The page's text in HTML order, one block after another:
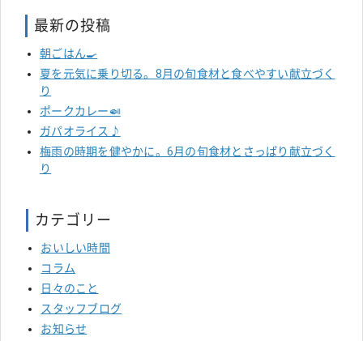
最新の投稿
朝ごはん🍳
夏を元気に乗り切る。8月の旬食材と食べやすい献立づく
り
ポークカレー🍛
ガパオライス♪
梅雨の時期を健やかに。6月の旬食材とさっぱり献立づく
り
カテゴリー
おいしい時間
コラム
日々のこと
スタッフブログ
お知らせ